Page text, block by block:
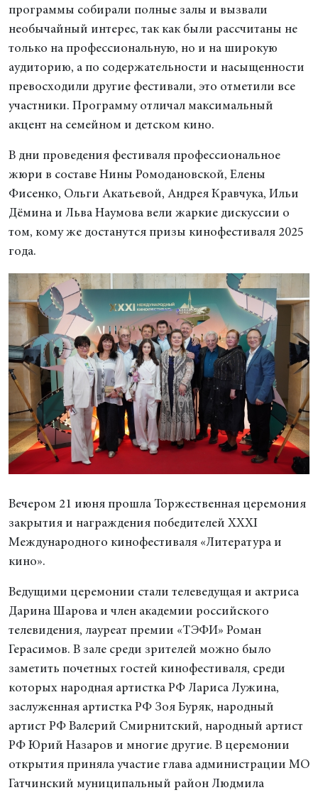
программы собирали полные залы и вызвали
необычайный интерес, так как были рассчитаны не
только на профессиональную, но и на широкую
аудиторию, а по содержательности и насыщенности
превосходили другие фестивали, это отметили все
участники. Программу отличал максимальный
акцент на семейном и детском кино.
В дни проведения фестиваля профессиональное
жюри в составе Нины Ромодановской, Елены
Фисенко, Ольги Акатьевой, Андрея Кравчука, Ильи
Дёмина и Льва Наумова вели жаркие дискуссии о
том, кому же достанутся призы кинофестиваля 2025
года.
Вечером 21 июня прошла Торжественная церемония
закрытия и награждения победителей ХХХI
Международного кинофестиваля «Литература и
кино».
Ведущими церемонии стали телеведущая и актриса
Дарина Шарова и член академии российского
телевидения, лауреат премии «ТЭФИ» Роман
Герасимов. В зале среди зрителей можно было
заметить почетных гостей кинофестиваля, среди
которых народная артистка РФ Лариса Лужина,
заслуженная артистка РФ Зоя Буряк, народный
артист РФ Валерий Смирнитский, народный артист
РФ Юрий Назаров и многие другие. В церемонии
открытия приняла участие глава администрации МО
Гатчинский муниципальный район Людмила